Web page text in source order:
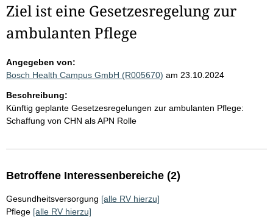
Ziel ist eine Gesetzesregelung zur
ambulanten Pflege
Angegeben von:
Bosch Health Campus GmbH (R005670) am 23.10.2024
Beschreibung:
Künftig geplante Gesetzesregelungen zur ambulanten Pflege:
Schaffung von CHN als APN Rolle
Betroffene Interessenbereiche (2)
Gesundheitsversorgung [alle RV hierzu]
Pflege [alle RV hierzu]